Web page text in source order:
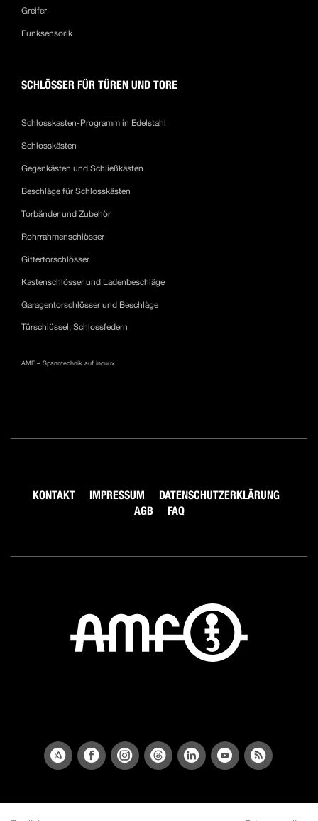
Greifer
Funksensorik
SCHLÖSSER FÜR TÜREN UND TORE
Schlosskasten-Programm in Edelstahl
Schlosskästen
Gegenkästen und Schließkästen
Beschläge für Schlosskästen
Torbänder und Zubehör
Rohrrahmenschlösser
Gittertorschlösser
Kastenschlösser und Ladenbeschläge
Garagentorschlösser und Beschläge
Türschlüssel, Schlossfedern
AMF – Spanntechnik auf induux
KONTAKT IMPRESSUM
DATENSCHUTZERKLÄRUNG
AGB
FAQ